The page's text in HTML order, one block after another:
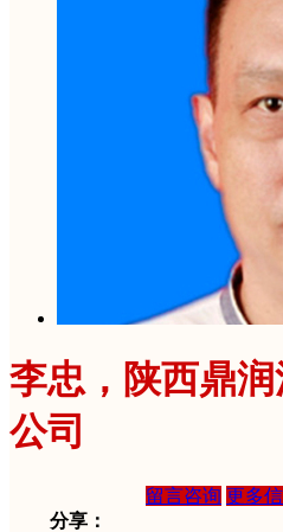
李忠，陕西鼎
公司
留言咨询 更多
分享：